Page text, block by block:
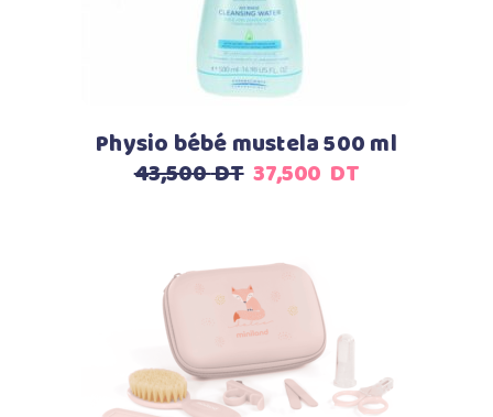
Physio bébé mustela 500 ml
43,500DT Le
était :
43,500
DT.
37,500 DTLe
Ajouter au panier